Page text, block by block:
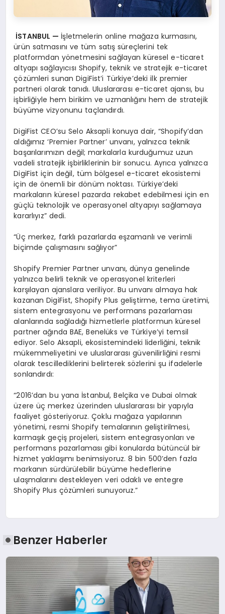
İSTANBUL — İşletmelerin online mağaza kurmasını,
ürün satmasını ve tüm satış süreçlerini tek
platformdan yönetmesini sağlayan küresel e-ticaret
altyapı sağlayıcısı Shopify, teknik ve stratejik e-ticaret
çözümleri sunan DigiFist’i Türkiye’deki ilk premier
partneri olarak tanıdı. Uluslararası e-ticaret ajansı, bu
işbirliğiyle hem birikim ve uzmanlığını hem de stratejik
büyüme vizyonunu taçlandırdı.
DigiFist CEO’su Selo Aksapli konuya dair, “Shopify’dan
aldığımız ‘Premier Partner’ unvanı, yalnızca teknik
başarılarımızın değil; markalarla kurduğumuz uzun
vadeli stratejik işbirliklerinin bir sonucu. Ayrıca yalnızca
DigiFist için değil, tüm bölgesel e-ticaret ekosistemi
için de önemli bir dönüm noktası. Türkiye’deki
markaların küresel pazarda rekabet edebilmesi için en
güçlü teknolojik ve operasyonel altyapıyı sağlamaya
kararlıyız” dedi.
“Üç merkez, farklı pazarlarda eşzamanlı ve verimli
biçimde çalışmasını sağlıyor”
Shopify Premier Partner unvanı, dünya genelinde
yalnızca belirli teknik ve operasyonel kriterleri
karşılayan ajanslara veriliyor. Bu unvanı almaya hak
kazanan DigiFist, Shopify Plus geliştirme, tema üretimi,
sistem entegrasyonu ve performans pazarlaması
alanlarında sağladığı hizmetlerle platformun küresel
partner ağında BAE, Benelüks ve Türkiye’yi temsil
ediyor. Selo Aksapli, ekosistemindeki liderliğini, teknik
mükemmeliyetini ve uluslararası güvenilirliğini resmi
olarak tescillediklerini belirterek sözlerini şu ifadelerle
sonlandırdı:
“2016’dan bu yana İstanbul, Belçika ve Dubai olmak
üzere üç merkez üzerinden uluslararası bir yapıyla
faaliyet gösteriyoruz. Çoklu mağaza yapılarının
yönetimi, resmi Shopify temalarının geliştirilmesi,
karmaşık geçiş projeleri, sistem entegrasyonları ve
performans pazarlaması gibi konularda bütüncül bir
hizmet yaklaşımı benimsiyoruz. 8 bin 500’den fazla
markanın sürdürülebilir büyüme hedeflerine
ulaşmalarını destekleyen veri odaklı ve entegre
Shopify Plus çözümleri sunuyoruz.”
Benzer Haberler